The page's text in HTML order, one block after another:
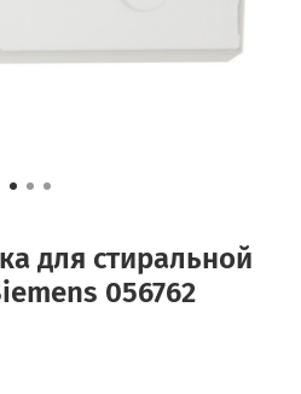
для стиральной
056762